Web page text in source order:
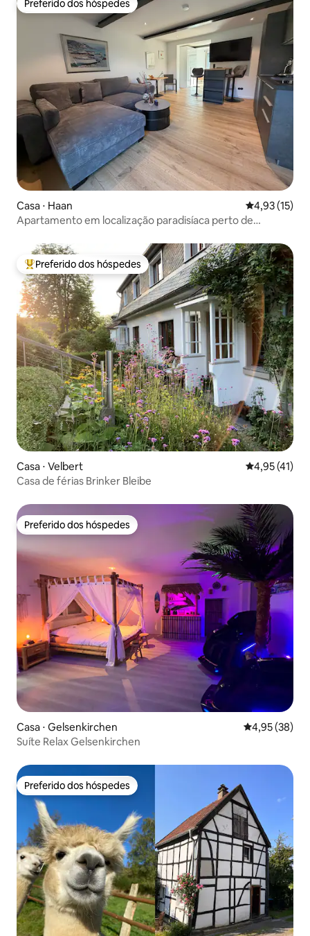
Preferido dos hóspedes
Preferido dos hóspedes
Casa ⋅ Haan 4,93 de uma
4,93 (15)
Apartamento em localização paradisíaca perto de
Entre os melhores preferidos dos hóspedes
Preferido dos hóspedes
Casa ⋅ Velbert 4,95 de uma
4,95 (41)
Casa de férias Brinker Bleibe
Preferido dos hóspedes
Preferido dos hóspedes
Casa ⋅ Gelsenkirchen 4,95 de uma
4,95 (38)
Suíte Relax Gelsenkirchen
Preferido dos hóspedes
Preferido dos hóspedes